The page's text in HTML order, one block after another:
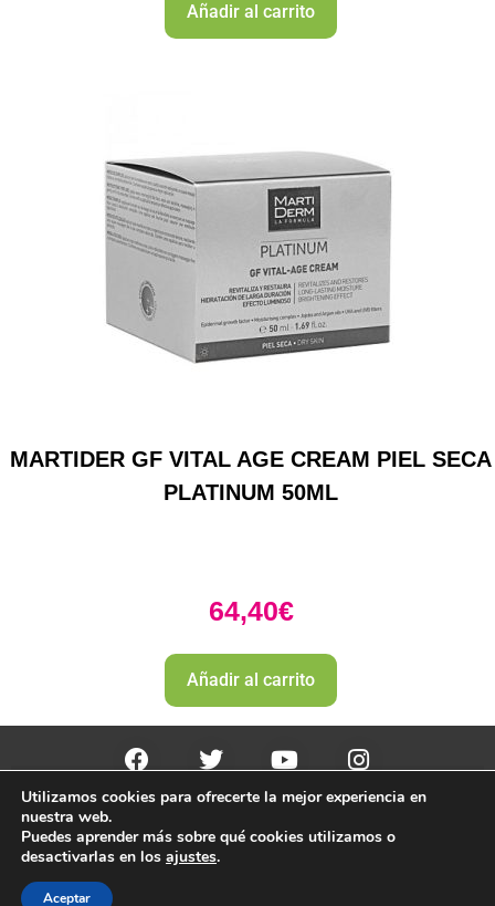
Añadir al carrito
MARTIDER GF VITAL AGE CREAM PIEL SECA
PLATINUM 50ML
64,40€
Añadir al carrito
PharmaZone © 2022 | |Politica envio y devoluciones.
Utilizamos cookies para ofrecerte la mejor experiencia en
nuestra web.
Puedes aprender más sobre qué cookies utilizamos o
desactivarlas en los ajustes.
Aceptar